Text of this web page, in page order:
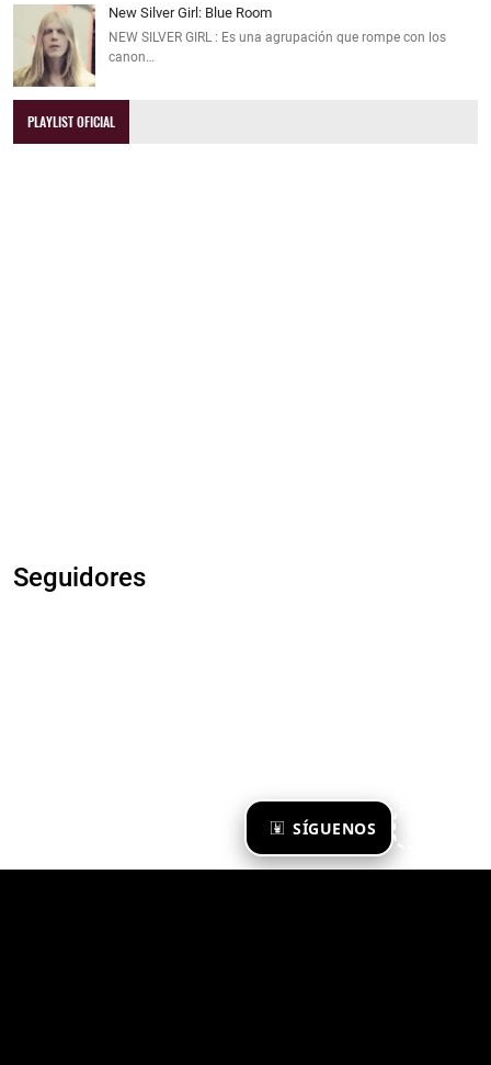
SÍGUENOS
New Silver Girl: Blue Room
NEW SILVER GIRL : Es una agrupación que rompe con los
canon…
PLAYLIST OFICIAL
Seguidores